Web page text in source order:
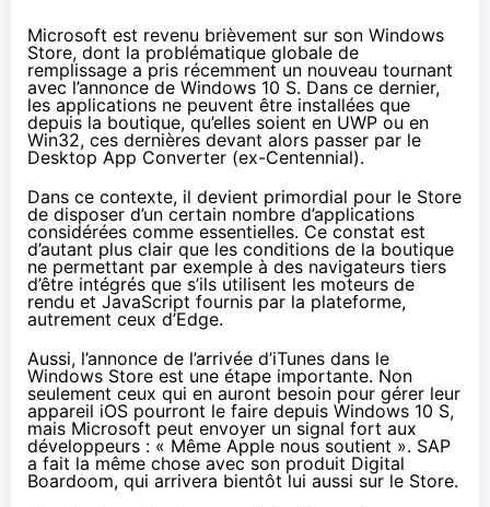
Microsoft est revenu brièvement sur son Windows
Store, dont la problématique globale de
remplissage a pris récemment un nouveau tournant
avec l’annonce de Windows 10 S. Dans ce dernier,
les applications ne peuvent être installées que
depuis la boutique, qu’elles soient en UWP ou en
Win32, ces dernières devant alors passer par le
Desktop App Converter (ex-Centennial).
Dans ce contexte, il devient primordial pour le Store
de disposer d’un certain nombre d’applications
considérées comme essentielles. Ce constat est
d’autant plus clair que les conditions de la boutique
ne permettant par exemple à des navigateurs tiers
d’être intégrés que s’ils utilisent les moteurs de
rendu et JavaScript fournis par la plateforme,
autrement ceux d’Edge.
Aussi, l’annonce de l’arrivée d’iTunes dans le
Windows Store est une étape importante. Non
seulement ceux qui en auront besoin pour gérer leur
appareil iOS pourront le faire depuis Windows 10 S,
mais Microsoft peut envoyer un signal fort aux
développeurs : « Même Apple nous soutient ». SAP
a fait la même chose avec son produit Digital
Boardoom, qui arrivera bientôt lui aussi sur le Store.